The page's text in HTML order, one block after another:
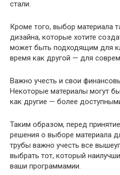
стали.
Кроме того, выбор материала
дизайна, которые хотите
может быть подходящим для
время как другой — для
Важно учесть и свои
Некоторые материалы могут
как другие — более
Таким образом, перед
решения о выборе материала
трубы важно учесть все
выбрать тот, который
ваши программамии.